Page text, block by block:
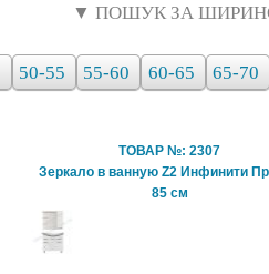
▼ ПОШУК ЗА
50-55 55-60 60-65 65-70
ТОВАР №: 2307
Зеркало в ванную Z2 Инфинити
85 см